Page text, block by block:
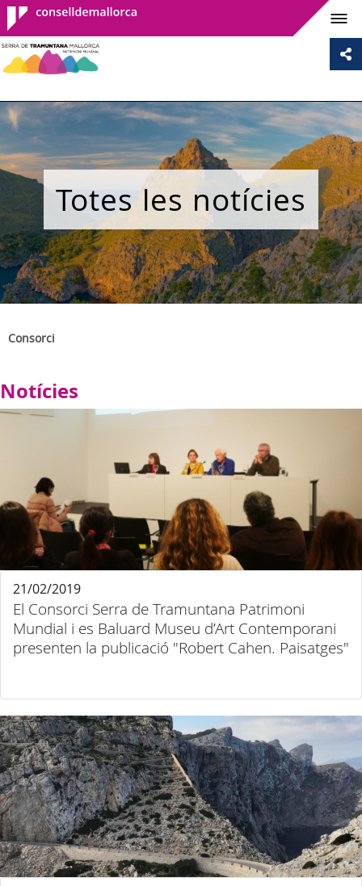
Consell de
Mallorca
Totes les notícies
Consorci
Notícies
El Consorci Serra de Tramuntana Patrimoni
Mundial i es Baluard Museu d’Art Contemporani
presenten la publicació "Robert Cahen. Paisatges"
21/02/2019